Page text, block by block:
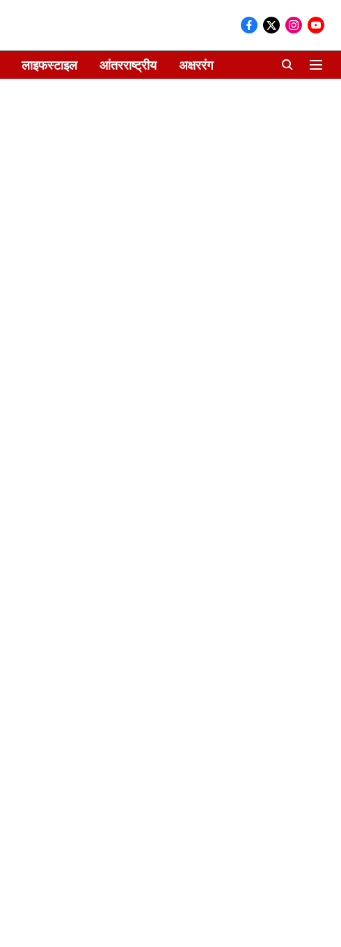
लाइफस्टाइल आंतरराष्ट्रीय अक्षररंग